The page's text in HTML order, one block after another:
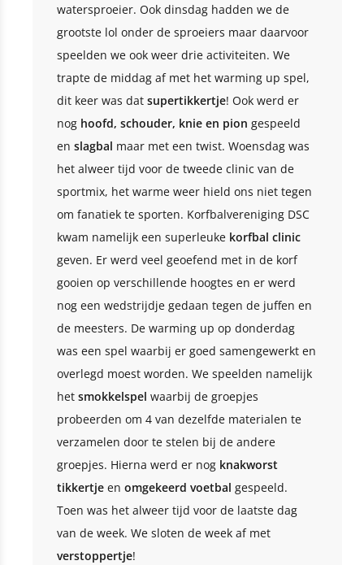
watersproeier. Ook dinsdag hadden we de
grootste lol onder de sproeiers maar daarvoor
speelden we ook weer drie activiteiten. We
trapte de middag af met het warming up spel,
dit keer was dat supertikkertje! Ook werd er
nog hoofd, schouder, knie en pion gespeeld
en slagbal maar met een twist. Woensdag was
het alweer tijd voor de tweede clinic van de
sportmix, het warme weer hield ons niet tegen
om fanatiek te sporten. Korfbalvereniging DSC
kwam namelijk een superleuke korfbal clinic
geven. Er werd veel geoefend met in de korf
gooien op verschillende hoogtes en er werd
nog een wedstrijdje gedaan tegen de juffen en
de meesters. De warming up op donderdag
was een spel waarbij er goed samengewerkt en
overlegd moest worden. We speelden namelijk
het smokkelspel waarbij de groepjes
probeerden om 4 van dezelfde materialen te
verzamelen door te stelen bij de andere
groepjes. Hierna werd er nog knakworst
tikkertje en omgekeerd voetbal gespeeld.
Toen was het alweer tijd voor de laatste dag
van de week. We sloten de week af met
verstoppertje!